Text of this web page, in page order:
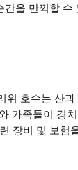
을 만끽할
위 호수는 산
가족들이 경
장비 및 보험